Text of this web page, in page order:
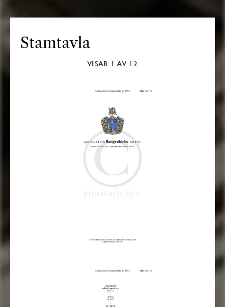
Stamtavla
VISAR 1 AV 12